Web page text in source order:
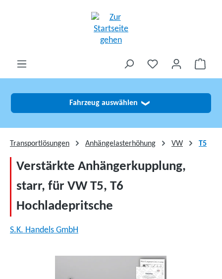
Fahrzeug auswählen ❯
Transportlösungen Anhängelasterhöhung VW T5
Verstärkte Anhängerkupplung,
starr, für VW T5, T6
Hochladepritsche
S.K. Handels GmbH